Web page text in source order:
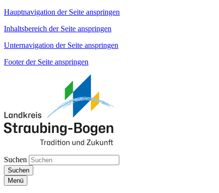
Hauptnavigation der Seite anspringen
Inhaltsbereich der Seite anspringen
Unternavigation der Seite anspringen
Footer der Seite anspringen
Suchen
Suchen
Menü